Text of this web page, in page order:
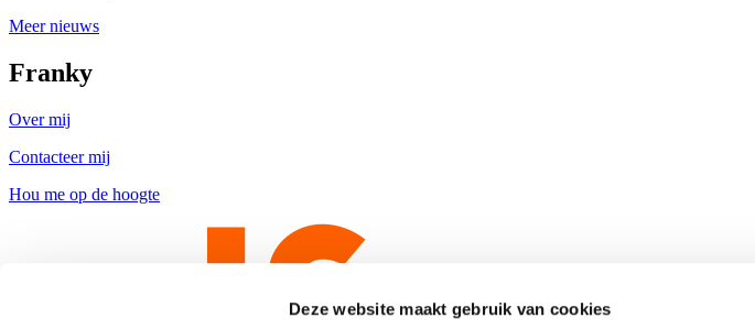
Deze website maakt gebruik van cookies
Meer nieuws
Franky
Over mij
Contacteer mij
Hou me op de hoogte